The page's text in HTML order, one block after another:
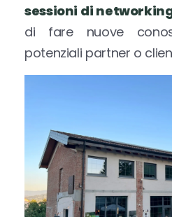
sessioni di
di fare nuove
potenziali partner o